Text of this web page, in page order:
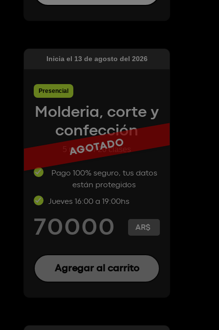
AGOTADO
Inicia el 13 de agosto del 2026
Presencial
Molderia, corte y
confección
5 meses / 20 clases
Pago 100% seguro, tus datos
están protegidos
Jueves 16:00 a 19:00hs
70000
Agregar al carrito